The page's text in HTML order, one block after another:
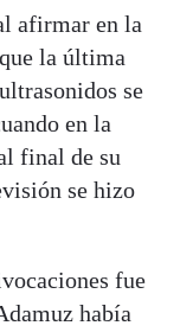
afirmar en la
la última
se
en la
final de su
se hizo
fue
había